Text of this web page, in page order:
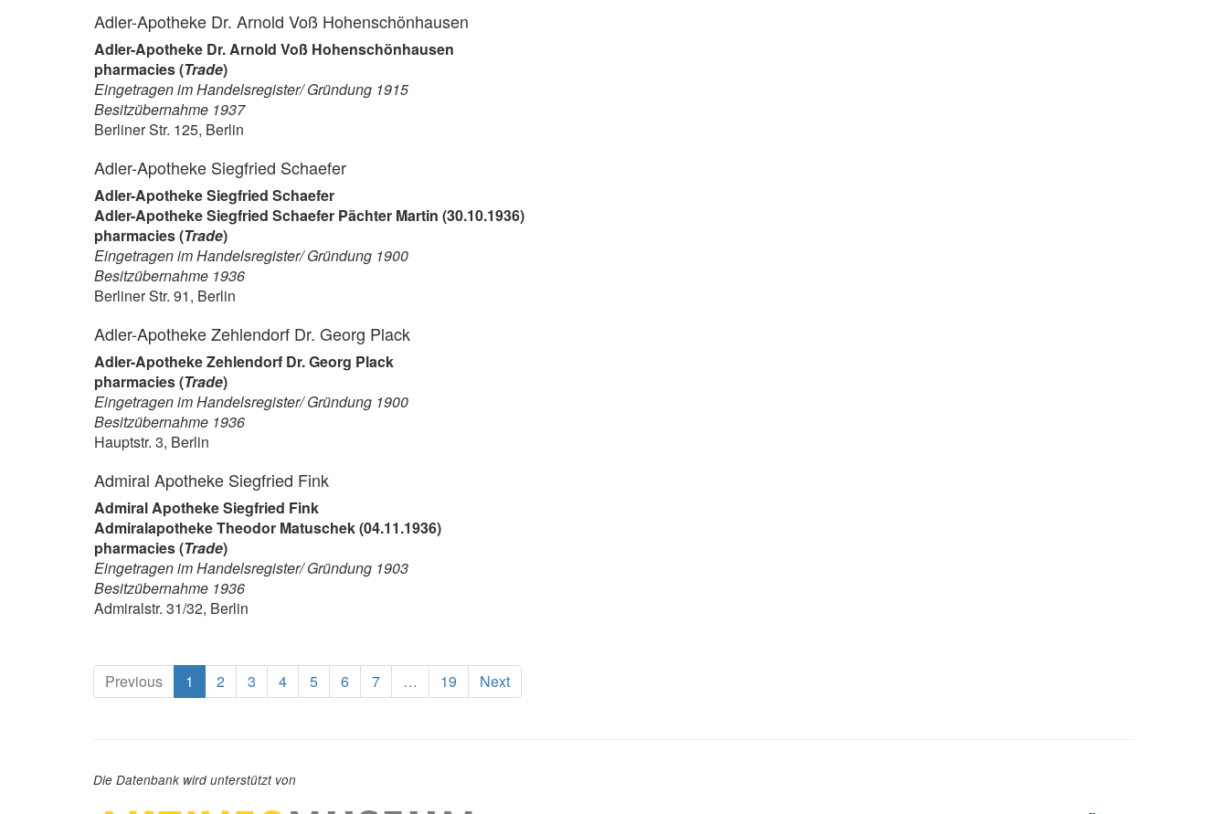
Adler-Apotheke Dr. Arnold Voß Hohenschönhausen
Adler-Apotheke Dr. Arnold Voß Hohenschönhausen
pharmacies (Trade)
Eingetragen im Handelsregister/ Gründung 1915
Besitzübernahme 1937
Berliner Str. 125, Berlin
Adler-Apotheke Siegfried Schaefer
Adler-Apotheke Siegfried Schaefer
Adler-Apotheke Siegfried Schaefer Pächter Martin (30.10.1936)
pharmacies (Trade)
Eingetragen im Handelsregister/ Gründung 1900
Besitzübernahme 1936
Berliner Str. 91, Berlin
Adler-Apotheke Zehlendorf Dr. Georg Plack
Adler-Apotheke Zehlendorf Dr. Georg Plack
pharmacies (Trade)
Eingetragen im Handelsregister/ Gründung 1900
Besitzübernahme 1936
Hauptstr. 3, Berlin
Admiral Apotheke Siegfried Fink
Admiral Apotheke Siegfried Fink
Admiralapotheke Theodor Matuschek (04.11.1936)
pharmacies (Trade)
Eingetragen im Handelsregister/ Gründung 1903
Besitzübernahme 1936
Admiralstr. 31/32, Berlin
Previous 1 (current)
2 3 4 5 6 7 … 19 Next
Die Datenbank wird unterstützt von